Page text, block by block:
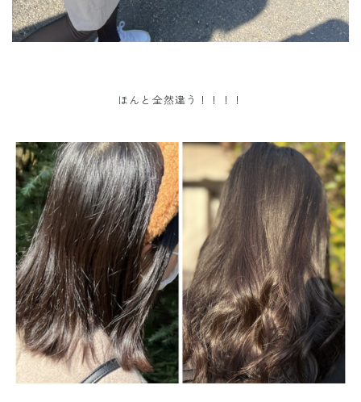
ほんと全然違う！！！！